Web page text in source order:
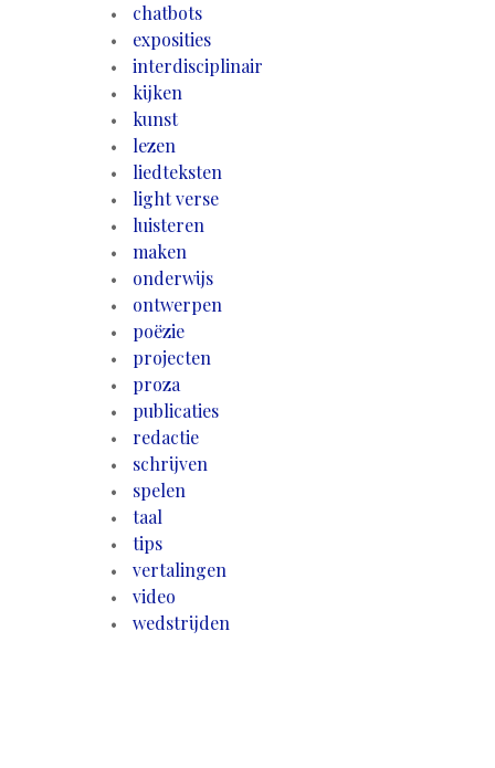
chatbots
exposities
interdisciplinair
kijken
kunst
lezen
liedteksten
light verse
luisteren
maken
onderwijs
ontwerpen
poëzie
projecten
proza
publicaties
redactie
schrijven
spelen
taal
tips
vertalingen
video
wedstrijden